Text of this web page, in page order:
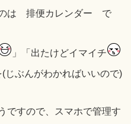
のは 排便カレンダー で
」「出たけどイマイチ
(じぶんがわかればいいので)
ですので、スマホで管理す